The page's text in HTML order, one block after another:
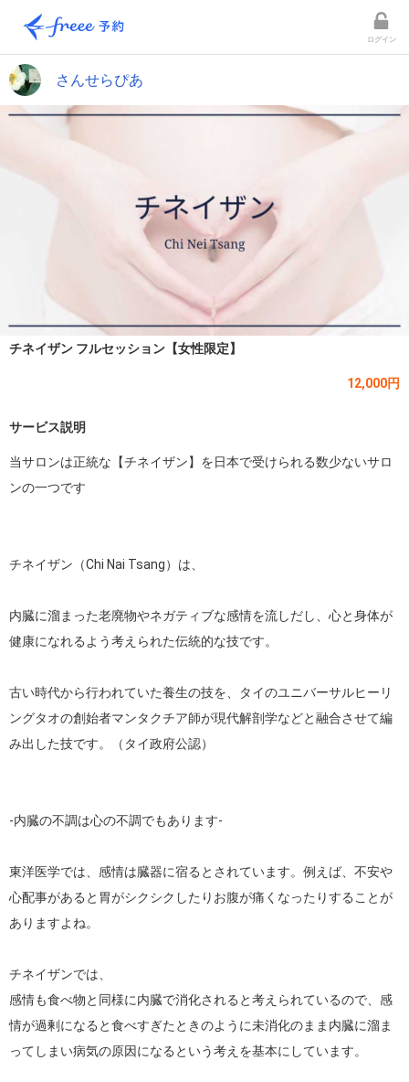
ログイン
さんせらぴあ
チネイザン フルセッション【女性限定】
12,000円
サービス説明
当サロンは正統な【チネイザン】を日本で受けられる数少ないサロ
ンの一つです
​チネイザン（Chi Nai Tsang）は、
内臓に溜まった老廃物やネガティブな感情を流しだし、心と身体が
健康になれるよう考えられた伝統的な技です。
​古い時代から行われていた養生の技を、タイのユニバーサルヒーリ
ングタオの創始者マンタクチア師が現代解剖学などと融合させて編
み出した技です。（タイ政府公認）
-内臓の不調は心の不調でもあります-
東洋医学では、感情は臓器に宿るとされています。例えば、不安や
心配事があると胃がシクシクしたりお腹が痛くなったりすることが
ありますよね。
チネイザンでは、
感情も食べ物と同様に内臓で消化されると考えられているので、感
情が過剰になると食べすぎたときのように未消化のまま内臓に溜ま
ってしまい病気の原因になるという考えを基本にしています。